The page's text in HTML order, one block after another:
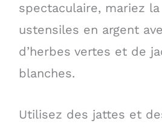
spectaculaire, mariez
ustensiles en argent
d’herbes vertes et de
blanches.
Utilisez des jattes et